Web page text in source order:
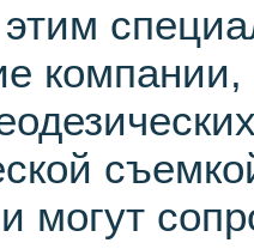
могут